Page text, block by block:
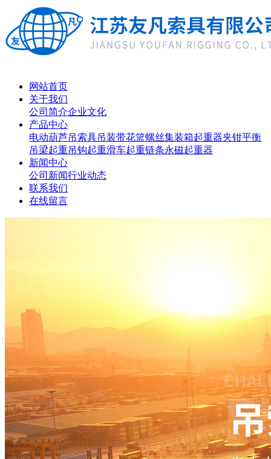
网站首页
关于我们
公司简介企业文化
产品中心
电动葫芦吊索具吊装带花篮螺丝集装箱起重器夹钳平衡
吊梁起重吊钩起重滑车起重链条永磁起重器
新闻中心
公司新闻行业动态
联系我们
在线留言